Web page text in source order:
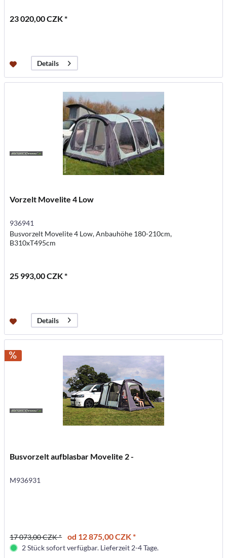
23 020,00 CZK *
Details
Vorzelt Movelite 4 Low
936941
Busvorzelt Movelite 4 Low, Anbauhöhe 180-210cm,
B310xT495cm
25 993,00 CZK *
Details
Busvorzelt aufblasbar Movelite 2 -
M936931
17 073,00 CZK * od 12 875,00 CZK *
2 Stück sofort verfügbar. Lieferzeit 2-4 Tage.